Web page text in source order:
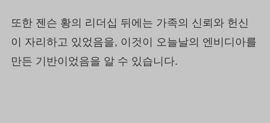
또한 젠슨 황의 리더십 뒤에는 가족의 신뢰와 헌신
이 자리하고 있었음을, 이것이 오늘날의 엔비디아를
만든 기반이었음을 알 수 있습니다.